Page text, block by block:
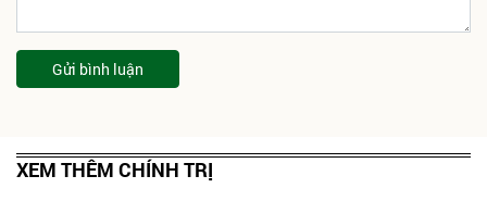
Gửi bình luận
XEM THÊM CHÍNH TRỊ